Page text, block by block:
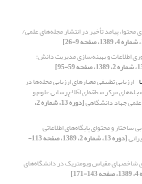
محتوا، پیامد تأخیر در انتشار مجله‌های علمی/
اطلاعات و بهینه‌سازی مدیریت دانش:
ارزیابی تطبیقی معیارهای ارزیابی مجله‌ها در
مرکز منطقه‌ای اطّلاع‌رسانی علوم و
علمی جهاد دانشگاهی [دوره 13، شماره 2،
ساختار و محتوای پایگاه‌های اطلاعاتی
[دوره 13، شماره 2، 1389، صفحه 113-
شاخصهای مقیاس وبومتریک در دانشگاه‌های